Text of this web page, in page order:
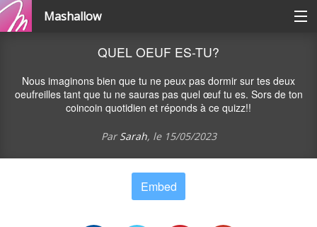
Mashallow
Se connecter / s'inscrire
Créer une battle
Créer un quizz
QUEL OEUF ES-TU?
Nous imaginons bien que tu ne peux pas dormir sur tes deux
oeufreilles tant que tu ne sauras pas quel œuf tu es. Sors de ton
coincoin quotidien et réponds à ce quizz!!
Par Sarah, le 15/05/2023
Embed